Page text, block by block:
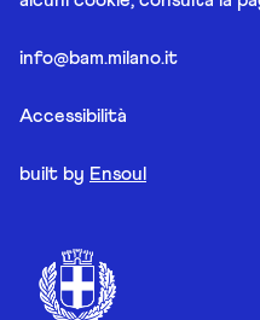
info@bam.milano.it
Accessibilità
built by Ensoul